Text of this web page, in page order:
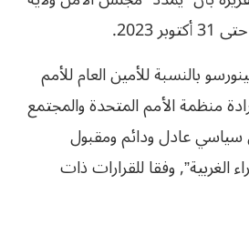
2023.
بالنسبة للأمين العام للأمم
منظمة الأمم المتحدة والمجتمع
عادل ودائم ومقبول
الغربية”, وفقا للقرارات ذات